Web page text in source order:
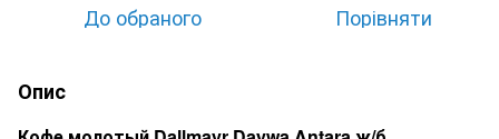
До обраного Порівняти
Опис